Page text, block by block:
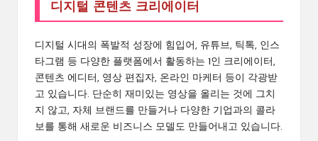
디지털 콘텐츠 크리에이터
디지털 시대의 폭발적 성장에 힘입어, 유튜브, 틱톡, 인스
타그램 등 다양한 플랫폼에서 활동하는 1인 크리에이터,
콘텐츠 에디터, 영상 편집자, 온라인 마케터 등이 각광받
고 있습니다. 단순히 재미있는 영상을 올리는 것에 그치
지 않고, 자체 브랜드를 만들거나 다양한 기업과의 콜라
보를 통해 새로운 비즈니스 모델도 만들어내고 있습니다.